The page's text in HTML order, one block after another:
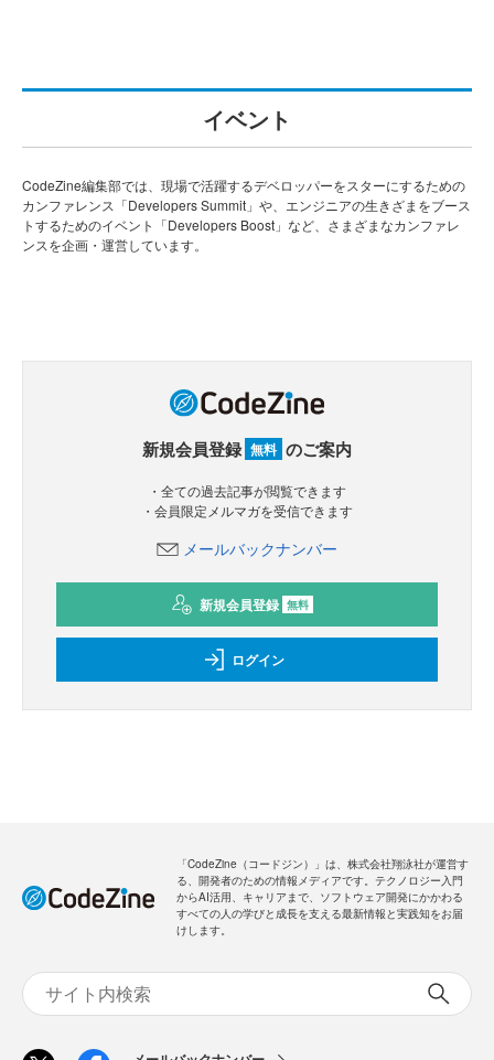
イベント
CodeZine編集部では、現場で活躍するデベロッパーをスターにするための
カンファレンス「Developers Summit」や、エンジニアの生きざまをブース
トするためのイベント「Developers Boost」など、さまざまなカンファレ
ンスを企画・運営しています。
新規会員登録 無料
ログイン